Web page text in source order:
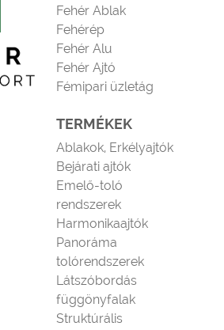
Fehér Ablak
Fehérép
Fehér Alu
Fehér Ajtó
Fémipari üzletág
TERMÉKEK
Ablakok, Erkélyajtók
Bejárati ajtók
Emelő-toló
rendszerek
Harmonikaajtók
Panoráma
tolórendszerek
Látszóbordás
függönyfalak
Struktúrális